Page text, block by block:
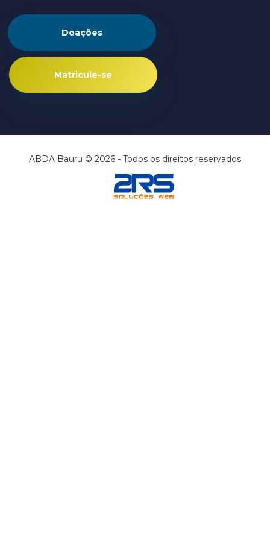
Doações
Matricule-se
ABDA Bauru © 2026 - Todos os direitos reservados